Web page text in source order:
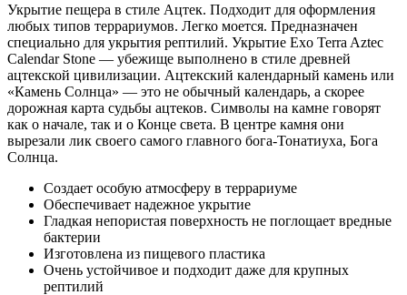
Укрытие пещера в стиле Ацтек. Подходит для оформления
любых типов террариумов. Легко моется. Предназначен
специально для укрытия рептилий. Укрытие Exo Terra Aztec
Calendar Stone — убежище выполнено в стиле древней
ацтекской цивилизации. Ацтекский календарный камень или
«Камень Солнца» — это не обычный календарь, а скорее
дорожная карта судьбы ацтеков. Символы на камне говорят
как о начале, так и о Конце света. В центре камня они
вырезали лик своего самого главного бога-Тонатиуха, Бога
Солнца.
Создает особую атмосферу в террариуме
​Обеспечивает надежное укрытие
Гладкая непористая поверхность не поглощает вредные
бактерии
Изготовлена из пищевого пластика
Очень устойчивое и подходит даже для крупных
рептилий